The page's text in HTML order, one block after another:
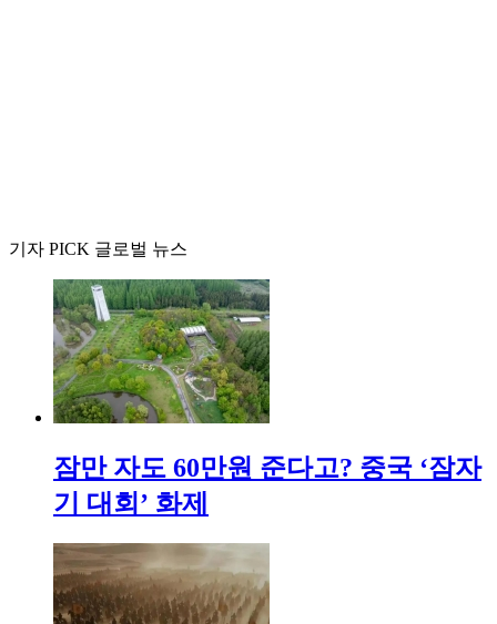
기자 PICK 글로벌 뉴스
잠만 자도 60만원 준다고? 중국 ‘잠자
기 대회’ 화제